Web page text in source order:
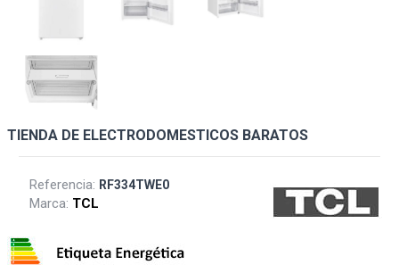
TIENDA DE ELECTRODOMESTICOS BARATOS
Referencia: RF334TWE0
Marca: TCL